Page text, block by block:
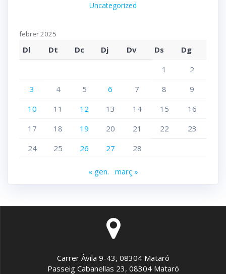
Uncategorized
febrer 2025
Dl Dt Dc Dj Dv Ds
Dg
1
2
3
4 5 6 7 8
9
10
11 12 13 14 15
16
17
18 19 20 21 22
23
24
25 26 27 28
« gen. març »
Carrer Àvila 9-43, 08304 Mataró
Passeig Cabanellas 23, 08304 Mataró